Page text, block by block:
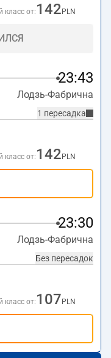
класс от: 142 PLN
23:43
Лодзь-Фабрична
1 пересадка
класс от: 142 PLN
23:30
Лодзь-Фабрична
Без пересадок
класс от: 107 PLN